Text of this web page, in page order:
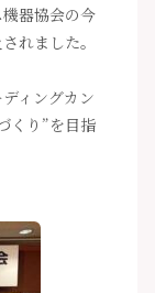
器協会の今
れました。
ィングカン
くり”を目指